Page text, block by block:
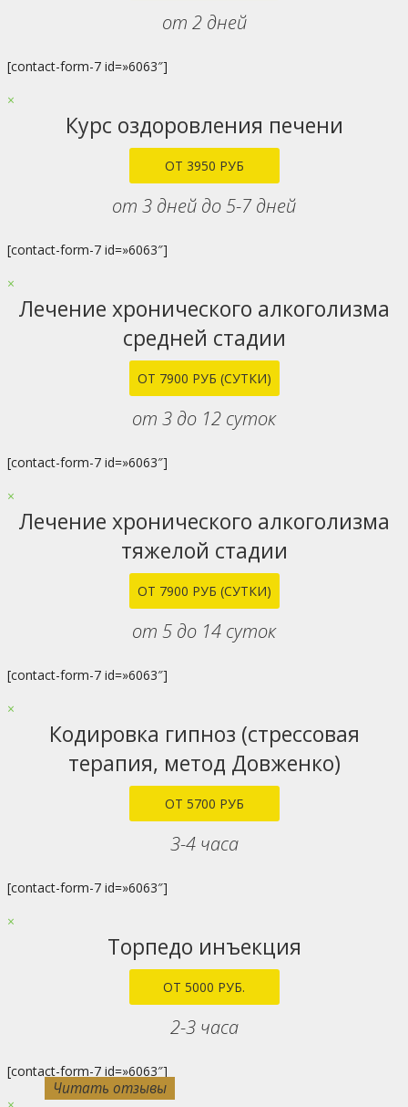
Читать отзывы
Читать отзывы
Читать отзывы
Читать отзывы
Читать отзывы
Читать отзывы
Читать отзывы
Читать отзывы
Читать отзывы
Читать отзывы
от 2 дней
[contact-form-7 id=»6063″]
×
Курс оздоровления печени
ОТ 3950 РУБ
от 3 дней до 5-7 дней
[contact-form-7 id=»6063″]
×
Лечение хронического алкоголизма
средней стадии
ОТ 7900 РУБ (СУТКИ)
от 3 до 12 суток
[contact-form-7 id=»6063″]
×
Лечение хронического алкоголизма
тяжелой стадии
ОТ 7900 РУБ (СУТКИ)
от 5 до 14 суток
[contact-form-7 id=»6063″]
×
Кодировка гипноз (стрессовая
терапия, метод Довженко)
ОТ 5700 РУБ
3-4 часа
[contact-form-7 id=»6063″]
×
Торпедо инъекция
ОТ 5000 РУБ.
2-3 часа
[contact-form-7 id=»6063″]